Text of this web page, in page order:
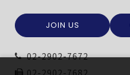
02-2902-7672
02-2902-7682
JOIN US